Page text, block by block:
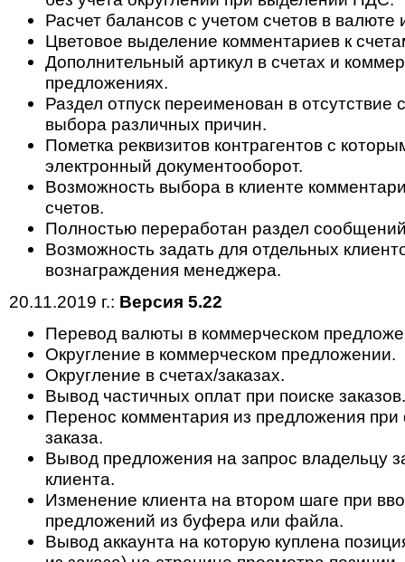
Расчет балансов с учетом счетов в валюте
Цветовое выделение комментариев к
Дополнительный артикул в счетах и
предложениях.
Раздел отпуск переименован в отсутствие
выбора различных причин.
Пометка реквизитов контрагентов с
электронный документооборот.
Возможность выбора в клиенте
счетов.
Полностью переработан раздел
Возможность задать для отдельных
вознаграждения менеджера.
20.11.2019 г.: Версия 5.22
Перевод валюты в коммерческом
Округление в коммерческом предложении.
Округление в счетах/заказах.
Вывод частичных оплат при поиске заказов.
Перенос комментария из предложения
заказа.
Вывод предложения на запрос владельцу
клиента.
Изменение клиента на втором шаге при
предложений из буфера или файла.
Вывод аккаунта на которую куплена